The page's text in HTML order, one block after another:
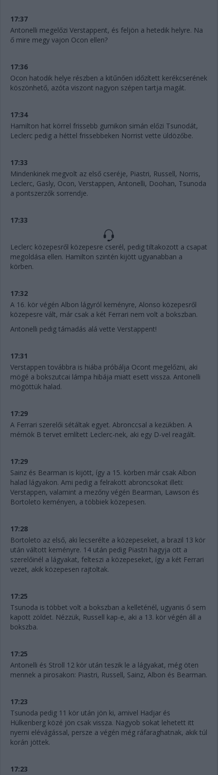
17:37
Antonelli megelőzi Verstappent, és feljön a hetedik helyre. Na
ő mire megy vajon Ocon ellen?
17:36
Ocon hatodik helye részben a kitűnően időzített kerékcserének
köszönhető, azóta viszont nagyon szépen tartja magát.
17:34
Hamilton hat körrel frissebb gumikon simán előzi Tsunodát,
Leclerc pedig a héttel frissebbeken Norrist vette üldözőbe.
17:33
Mindenkinek megvolt az első cseréje, Piastri, Russell, Norris,
Leclerc, Gasly, Ocon, Verstappen, Antonelli, Doohan, Tsunoda
a pontszerzők sorrendje.
17:33
Leclerc közepesről közepesre cserél, pedig tiltakozott a csapat
megoldása ellen. Hamilton szintén kijött ugyanabban a
körben.
17:32
A 16. kör végén Albon lágyról keményre, Alonso közepesről
közepesre vált, már csak a két Ferrari nem volt a bokszban.
Antonelli pedig támadás alá vette Verstappent!
17:31
Verstappen továbbra is hiába próbálja Ocont megelőzni, aki
mögé a bokszutcai lámpa hibája miatt esett vissza. Antonelli
mögöttük halad.
17:29
A Ferrari szerelői sétáltak egyet. Abronccsal a kezükben. A
mérnök B tervet említett Leclerc-nek, aki egy D-vel reagált.
17:29
Sainz és Bearman is kijött, így a 15. körben már csak Albon
halad lágyakon. Ami pedig a felrakott abroncsokat illeti:
Verstappen, valamint a mezőny végén Bearman, Lawson és
Bortoleto keményen, a többiek közepesen.
17:28
Bortoleto az első, aki lecserélte a közepeseket, a brazil 13 kör
után váltott keményre. 14 után pedig Piastri hagyja ott a
szerelőinél a lágyakat, felteszi a közepeseket, így a két Ferrari
vezet, akik közepesen rajtoltak.
17:25
Tsunoda is többet volt a bokszban a kelleténél, ugyanis ő sem
kapott zöldet. Nézzük, Russell kap-e, aki a 13. kör végén áll a
bokszba.
17:25
Antonelli és Stroll 12 kör után teszik le a lágyakat, még öten
mennek a pirosakon: Piastri, Russell, Sainz, Albon és Bearman.
17:23
Tsunoda pedig 11 kör után jön ki, amivel Hadjar és
Hülkenberg közé jön csak vissza. Nagyob sokat lehetett itt
nyerni elévágással, persze a végén még ráfaraghatnak, akik túl
korán jöttek.
17:23